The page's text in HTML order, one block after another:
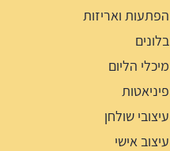
הפתעות ואריזות
בלונים
מיכלי הליום
פיניאטות
עיצובי שולחן
עיצוב אישי